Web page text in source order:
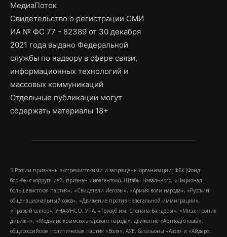
МедиаПоток
Свидетельство о регистрации СМИ
ИА № ФС 77 - 82389 от 30 декабря
2021 года выдано Федеральной
службы по надзору в сфере связи,
информационных технологий и
массовых коммуникаций
Отдельные публикации могут
содержать материалы 18+
В России признаны экстремистскими и запрещены организации: ФБК (Фонд
борьбы с коррупцией, признан иноагентом), Штабы Навального, «Национал-
большевистская партия», «Свидетели Иеговы», «Армия воли народа», «Русский
общенациональный союз», «Движение против нелегальной иммиграции»,
«Правый сектор», УНА-УНСО, УПА, «Тризуб им. Степана Бандеры», «Мизантропик
дивижн», «Меджлис крымскотатарского народа», движение «Артподготовка»,
общероссийская политическая партия «Воля», АУЕ, батальоны «Азов» и «Айдар».